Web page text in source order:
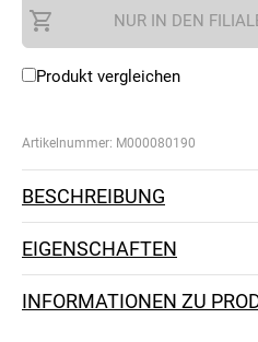
NUR IN DEN
Produkt vergleichen
Artikelnummer: M000080190
BESCHREIBUNG
EIGENSCHAFTEN
INFORMATIONEN ZU